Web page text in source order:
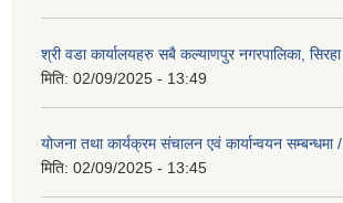
श्री वडा कार्यालयहरु सबै कल्याणपुर नगरपालिका, सिरहा
मिति: 02/09/2025 - 13:49
योजना तथा कार्यक्रम संचालन एवं कार्यान्वयन सम्बन्धमा /
मिति: 02/09/2025 - 13:45